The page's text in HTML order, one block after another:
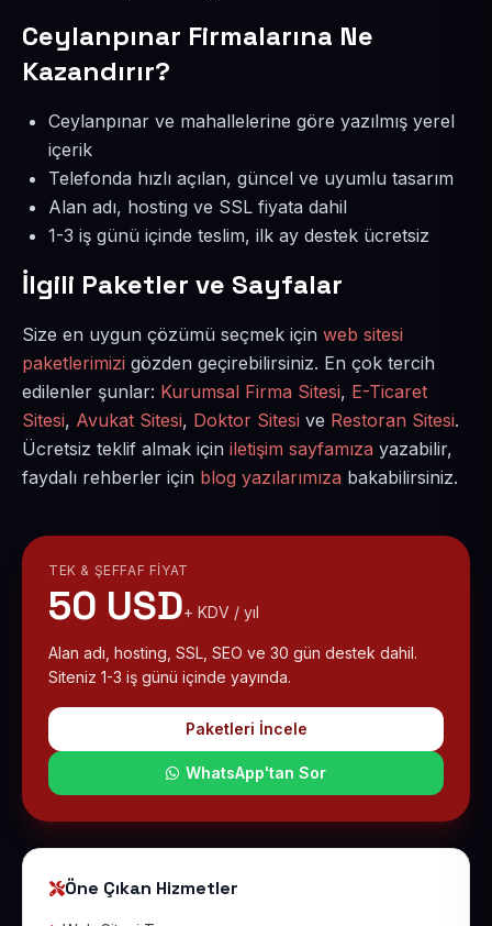
Ceylanpınar Firmalarına Ne
Kazandırır?
Ceylanpınar ve mahallelerine göre yazılmış yerel
içerik
Telefonda hızlı açılan, güncel ve uyumlu tasarım
Alan adı, hosting ve SSL fiyata dahil
1-3 iş günü içinde teslim, ilk ay destek ücretsiz
İlgili Paketler ve Sayfalar
Size en uygun çözümü seçmek için web sitesi
paketlerimizi gözden geçirebilirsiniz. En çok tercih
edilenler şunlar: Kurumsal Firma Sitesi, E-Ticaret
Sitesi, Avukat Sitesi, Doktor Sitesi ve Restoran Sitesi.
Ücretsiz teklif almak için iletişim sayfamıza yazabilir,
faydalı rehberler için blog yazılarımıza bakabilirsiniz.
TEK & ŞEFFAF FIYAT
50 USD+ KDV / yıl
Alan adı, hosting, SSL, SEO ve 30 gün destek dahil.
Siteniz 1-3 iş günü içinde yayında.
Paketleri İncele
WhatsApp'tan Sor
Öne Çıkan Hizmetler